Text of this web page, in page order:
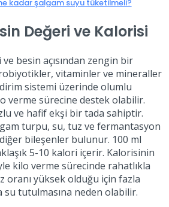
kadar şalgam suyu tüketilmeli?
Değeri ve Kalorisi
besin açısından zengin bir
vitaminler ve mineraller
sistemi üzerinde olumlu
verme sürecine destek olabilir.
ve hafif ekşi bir tada sahiptir.
turpu, su, tuz ve fermantasyon
bileşenler bulunur. 100 ml
5-10 kalori içerir. Kalorisinin
kilo verme sürecinde rahatlıkla
oranı yüksek olduğu için fazla
tutulmasına neden olabilir.